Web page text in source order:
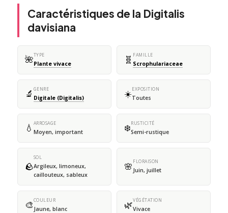
Caractéristiques de la Digitalis
davisiana
🌺TYPE
Plante vivace 🧬 FAMILLE
Scrophulariaceae
🔬 GENRE
Digitale (Digitalis) ☀️EXPOSITION
Toutes
💧 ARROSAGE
Moyen, important ❄️RUSTICITÉ
Semi-rustique
🪨
SOL
Argileux, limoneux,
caillouteux, sableux
🌸 FLORAISON
Juin, juillet
🎨COULEUR
Jaune, blanc 🌿VÉGÉTATION
Vivace